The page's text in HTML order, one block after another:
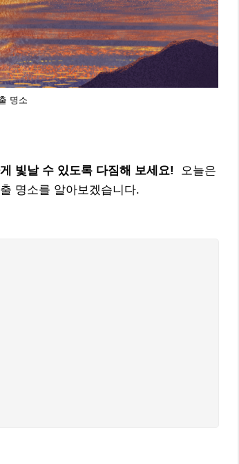
명소
빛날 수 있도록 다짐해 보세요!
오늘은
명소를 알아보겠습니다.